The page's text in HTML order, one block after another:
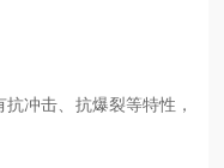
冲击、抗爆裂等特性，